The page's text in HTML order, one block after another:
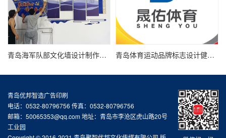
青岛海军队部文化墙设计制作强军文化口号理念文化墙 青岛体育运动品牌标志设计健身馆logo设计
青岛优邦智造广告印刷
电话：0532-80796756 传真：0532-80796756
邮箱：50065353@qq.com 地址：青岛市李沧区虎山路20号
工业园